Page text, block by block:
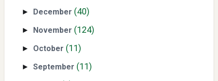
► December (40)
► November (124)
► October (11)
►September (11)